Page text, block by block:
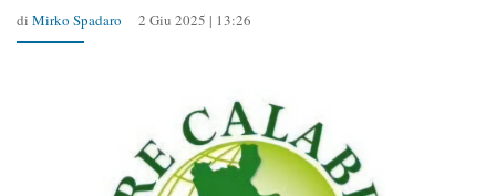
di Mirko Spadaro 2 Giu 2025 | 13:26